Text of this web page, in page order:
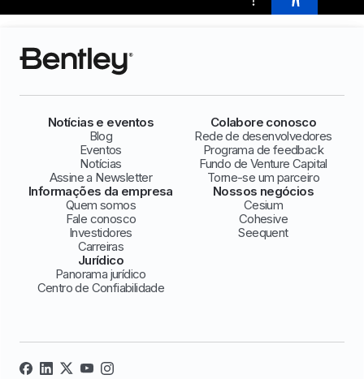
Notícias e eventos
Blog
Eventos
Notícias
Assine a Newsletter
Colabore conosco
Rede de desenvolvedores
Programa de feedback
Fundo de Venture Capital
Torne-se um parceiro
Informações da empresa
Quem somos
Fale conosco
Investidores
Carreiras
Nossos negócios
Cesium
Cohesive
Seequent
Jurídico
Panorama jurídico
Centro de Confiabilidade